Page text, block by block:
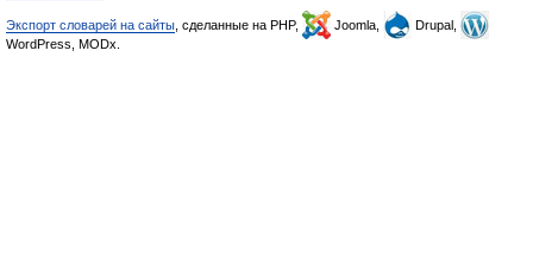
Экспорт словарей на сайты , сделанные на PHP, Joomla,
Drupal,
WordPress, MODx.